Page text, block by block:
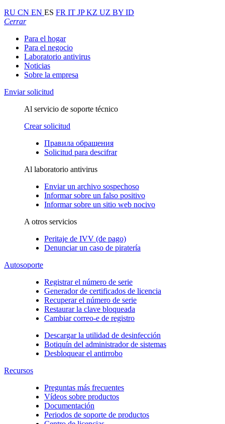
RU CN EN ES FR IT JPKZ UZ BY ID
Cerrar
Para el hogar
Para el negocio
Laboratorio antivirus
Noticias
Sobre la empresa
Enviar solicitud
Al servicio de soporte técnico
Crear solicitud
Правила обращения
Solicitud para descifrar
Al laboratorio antivirus
Enviar un archivo sospechoso
Informar sobre un falso positivo
Informar sobre un sitio web nocivo
A otros servicios
Peritaje de IVV (de pago)
Denunciar un caso de piratería
Autosoporte
Registrar el número de serie
Generador de certificados de licencia
Recuperar el número de serie
Restaurar la clave bloqueada
Cambiar correo-e de registro
Descargar la utilidad de desinfección
Botiquín del administrador de sistemas
Desbloquear el antirrobo
Recursos
Preguntas más frecuentes
Vídeos sobre productos
Documentación
Periodos de soporte de productos